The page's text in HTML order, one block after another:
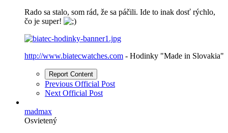
Rado sa stalo, som rád, že sa páčili. Ide to inak dosť rýchlo,
čo je super!
http://www.biatecwatches.com - Hodinky "Made in Slovakia"
Report Content
Previous Official Post
Next Official Post
madmax
Osvietený